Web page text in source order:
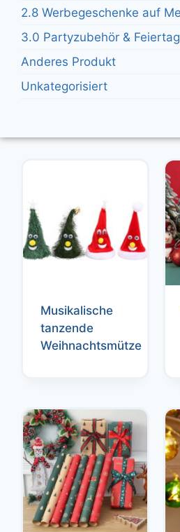
2.8 Werbegeschenke auf
3.0 Partyzubehör &
Anderes Produkt
Unkategorisiert
Musikalische
tanzende
Weihnachtsmütze